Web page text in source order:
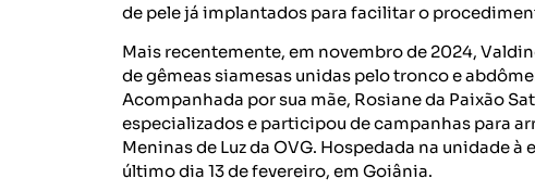
de pele já implantados para facilitar o
Mais recentemente, em novembro de 2024,
de gêmeas siamesas unidas pelo tronco e
Acompanhada por sua mãe, Rosiane da Paixão
especializados e participou de campanhas para
Meninas de Luz da OVG. Hospedada na unidade
último dia 13 de fevereiro, em Goiânia.